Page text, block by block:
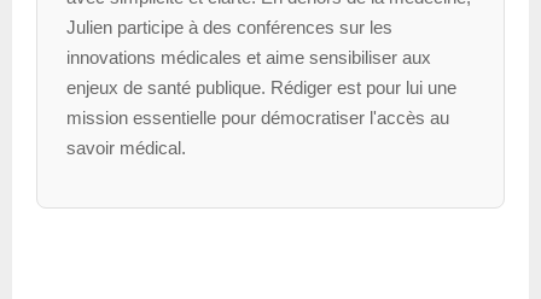
Julien participe à des conférences sur les
innovations médicales et aime sensibiliser aux
enjeux de santé publique. Rédiger est pour lui une
mission essentielle pour démocratiser l'accès au
savoir médical.